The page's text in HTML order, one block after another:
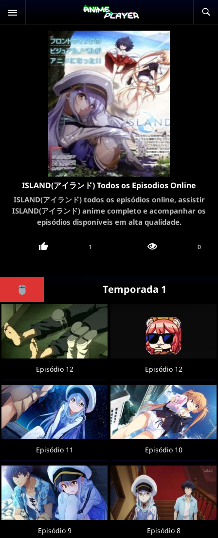
ISLAND(アイランド) Todos os Episodios Online
ISLAND(アイランド) todos os episódios online, assistir
ISLAND(アイランド) anime completo e acompanhar os
episódios disponíveis em alta qualidade.
1 0
Temporada 1
Episódio 12 Episódio 12
Episódio 11 Episódio 10
Episódio 9 Episódio 8